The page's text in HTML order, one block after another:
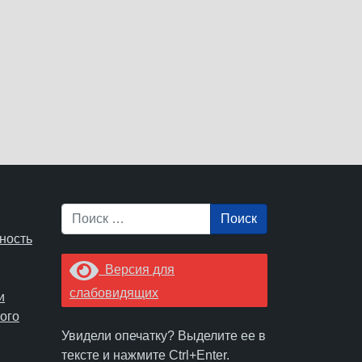
Поиск
Версия для
слабовидящих
Увидели опечатку? Выделите ее в
тексте и нажмите Ctrl+Enter.